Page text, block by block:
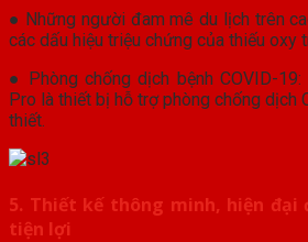
● Những người đam mê du lịch trên
các dấu hiệu triệu chứng của thiếu oxy
● Phòng chống dịch bệnh COVID-
Pro là thiết bị hỗ trợ phòng chống dịch
thiết.
5. Thiết kế thông minh, hiện đại
tiện lợi